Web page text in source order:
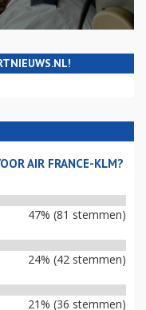
AIR FRANCE-KLM?
47% (81 stemmen)
24% (42 stemmen)
21% (36 stemmen)